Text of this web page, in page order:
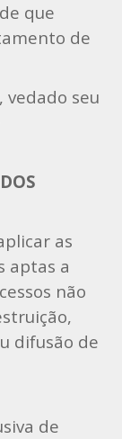
que
de
vedado seu
as
aptas a
não
difusão de
de